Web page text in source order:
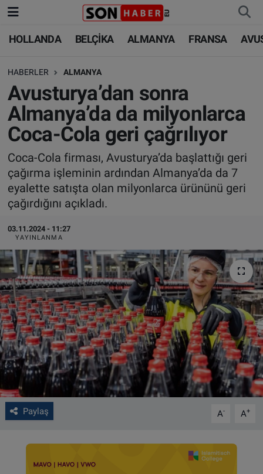
HOLLANDA BELÇİKA ALMANYA FRANSA
HABERLER ALMANYA
Avusturya’dan sonra
Almanya’da da milyonlarca
Coca-Cola geri çağrılıyor
Coca-Cola firması, Avusturya’da başlattığı geri
çağırma işleminin ardından Almanya’da da 7
eyalette satışta olan milyonlarca ürününü geri
çağırdığını açıkladı.
03.11.2024 - 11:27
YAYINLANMA
Paylaş A- A+
HOLLANDA
BELÇİKA
ALMANYA
FRANSA
AVUSTURYA
SAĞLIK - YAŞAM
BİLİM-TEKNOLOJİ
HOLLANDA
BELÇİKA
ALMANYA
TÜRKİYE
DÜNYA
BİLİM-TEKNOLOJİ
SAĞLIK
FOTO GALERİ
VIDEO GALERİ
ALGEMENE VOORWAARDEN
CONTACT
Çerez Politikası
Nöbetçi Eczaneler
Hava Durumu
Trafik Durumu
Süper Lig Puan Durumu ve Fikstür
Tüm Manşetler
Son Dakika Haberleri
Haber Arşivi